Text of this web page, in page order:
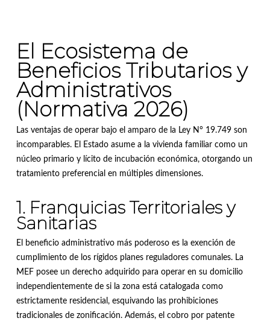
El Ecosistema de
Beneficios Tributarios y
Administrativos
(Normativa 2026)
Las ventajas de operar bajo el amparo de la Ley N° 19.749 son
incomparables. El Estado asume a la vivienda familiar como un
núcleo primario y lícito de incubación económica, otorgando un
tratamiento preferencial en múltiples dimensiones.
1. Franquicias Territoriales y
Sanitarias
El beneficio administrativo más poderoso es la exención de
cumplimiento de los rígidos planes reguladores comunales. La
MEF posee un derecho adquirido para operar en su domicilio
independientemente de si la zona está catalogada como
estrictamente residencial, esquivando las prohibiciones
tradicionales de zonificación. Además, el cobro por patente